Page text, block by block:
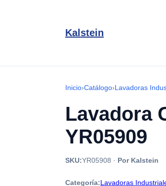
Kalstein
Inicio›Catálogo›Lavadoras
Lavadora
YR05909
SKU:YR05908 · Por Kalstein
Categoría:Lavadoras